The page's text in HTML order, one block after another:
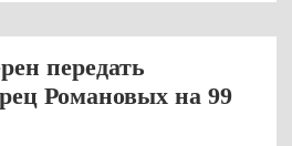
передать
Романовых на 99